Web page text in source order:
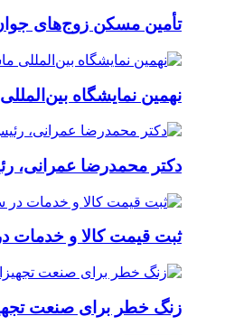
تأمین مسکن زوج‌های
نهمین نمایشگاه
دکتر محمدرضا عمرانی،
ثبت قیمت کالا و خدمات در سامانه ۱۲۴ الزامی است؛ عدم ثبت، پس از
زنگ خطر برای صنعت